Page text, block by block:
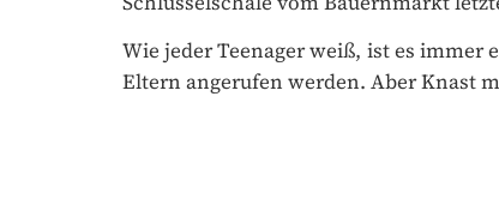
Wie jeder Teenager weiß, ist es immer
Eltern angerufen werden. Aber Knast